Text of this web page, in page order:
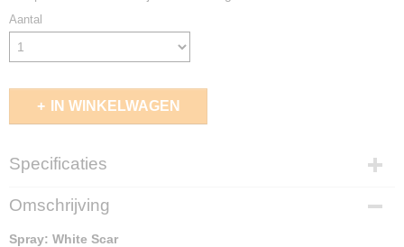
Aantal
IN WINKELWAGEN
Specificaties
EAN code
5011921176908
Omschrijving
Spray: White Scar